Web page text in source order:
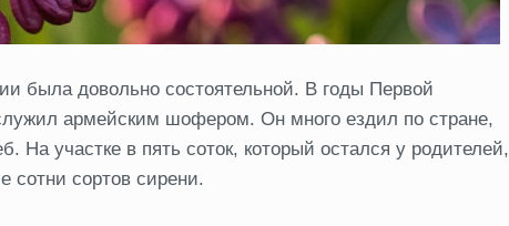
была довольно состоятельной. В годы Первой
армейским шофером. Он много ездил по стране,
На участке в пять соток, который остался у родителей,
сотни сортов сирени.